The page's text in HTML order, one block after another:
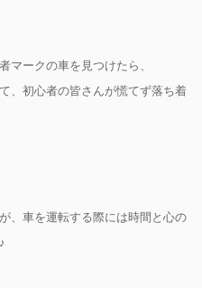
マークの車を見つけたら、
、初心者の皆さんが慌てず落ち着
、車を運転する際には時間と心の